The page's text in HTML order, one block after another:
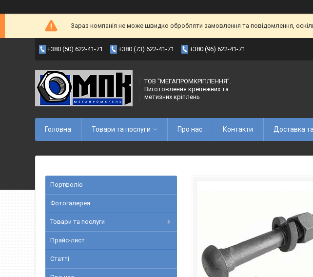
Зараз компанія не може швидко обробляти замовлення та повідомлення,
+380 (50) 622-41-71 +380 (73) 622-41-71 +380 (96) 622-41-71
ТОВ "МЕГАПРОМКРІПЛЕННЯ".
Виготовлення крепежних та
метизних кріплень
Головна Товари та послуги Про нас Контакти Доставка
Портфоліо
Фотогалерея
Товари та послуги
Прайс-лист
Статті